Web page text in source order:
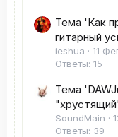
Тема 'Как
гитарный
ieshua
11
Ответы: 15
Тема
SoundMain
Ответы: 39